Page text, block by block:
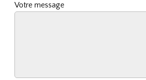
Votre message